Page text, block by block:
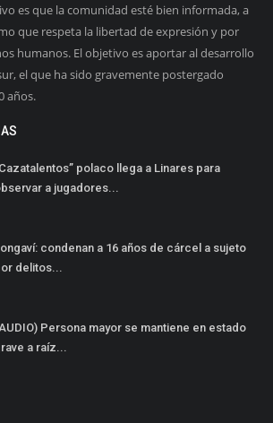
es que la comunidad esté bien informada, a
que respeta la libertad de expresión y por
humanos. El objetivo es aportar al desarrollo
el que ha sido gravemente postergado
años.
polaco llega a Linares para
a jugadores...
condenan a 16 años de cárcel a sujeto
delitos...
Persona mayor se mantiene en estado
a raíz...